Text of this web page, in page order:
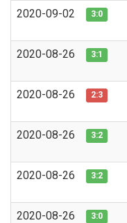
2020-09-02 3:0
2020-08-26 3:1
2020-08-26 2:3
2020-08-26 3:2
2020-08-26 3:2
2020-08-26 3:0